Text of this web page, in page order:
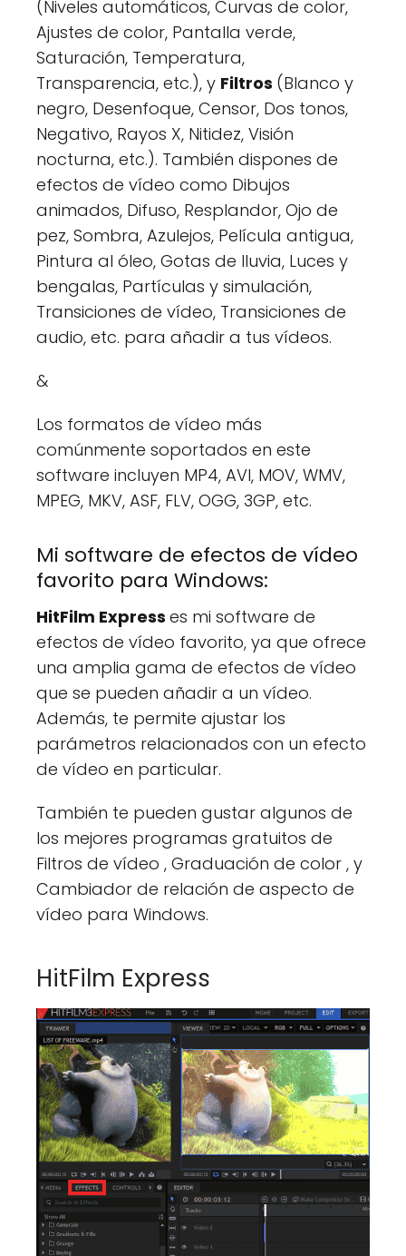
(Niveles automáticos, Curvas de color,
Ajustes de color, Pantalla verde,
Saturación, Temperatura,
Transparencia, etc.), y Filtros (Blanco y
negro, Desenfoque, Censor, Dos tonos,
Negativo, Rayos X, Nitidez, Visión
nocturna, etc.). También dispones de
efectos de vídeo como Dibujos
animados, Difuso, Resplandor, Ojo de
pez, Sombra, Azulejos, Película antigua,
Pintura al óleo, Gotas de lluvia, Luces y
bengalas, Partículas y simulación,
Transiciones de vídeo, Transiciones de
audio, etc. para añadir a tus vídeos.
&
Los formatos de vídeo más
comúnmente soportados en este
software incluyen MP4, AVI, MOV, WMV,
MPEG, MKV, ASF, FLV, OGG, 3GP, etc.
Mi software de efectos de vídeo
favorito para Windows:
HitFilm Express es mi software de
efectos de vídeo favorito, ya que ofrece
una amplia gama de efectos de vídeo
que se pueden añadir a un vídeo.
Además, te permite ajustar los
parámetros relacionados con un efecto
de vídeo en particular.
También te pueden gustar algunos de
los mejores programas gratuitos de
Filtros de vídeo , Graduación de color , y
Cambiador de relación de aspecto de
vídeo para Windows.
HitFilm Express